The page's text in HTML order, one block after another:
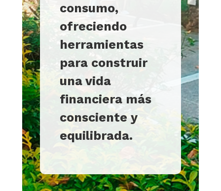
consumo,
ofreciendo
herramientas
para construir
una vida
financiera más
consciente y
equilibrada.